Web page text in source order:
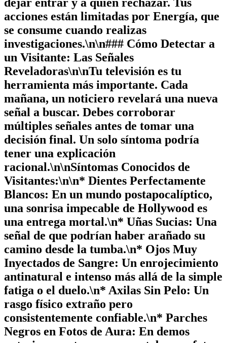
acciones están limitadas por Energía, que
se consume cuando realizas
investigaciones.\n\n### Cómo Detectar a
un Visitante: Las Señales
Reveladoras\n\nTu televisión es tu
herramienta más importante. Cada
mañana, un noticiero revelará una nueva
señal a buscar. Debes corroborar
múltiples señales antes de tomar una
decisión final. Un solo síntoma podría
tener una explicación
racional.\n\nSíntomas Conocidos de
Visitantes:\n\n* Dientes Perfectamente
Blancos: En un mundo postapocalíptico,
una sonrisa impecable de Hollywood es
una entrega mortal.\n* Uñas Sucias: Una
señal de que podrían haber arañado su
camino desde la tumba.\n* Ojos Muy
Inyectados de Sangre: Un enrojecimiento
antinatural e intenso más allá de la simple
fatiga o el duelo.\n* Axilas Sin Pelo: Un
rasgo físico extraño pero
consistentemente confiable.\n* Parches
Negros en Fotos de Aura: En demos